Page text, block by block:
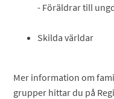
- Föräldrar till
Skilda världar
Mer information om
grupper hittar du på